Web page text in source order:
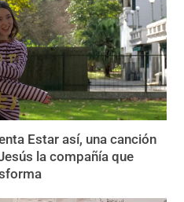
Estar así, una canción
la compañía que